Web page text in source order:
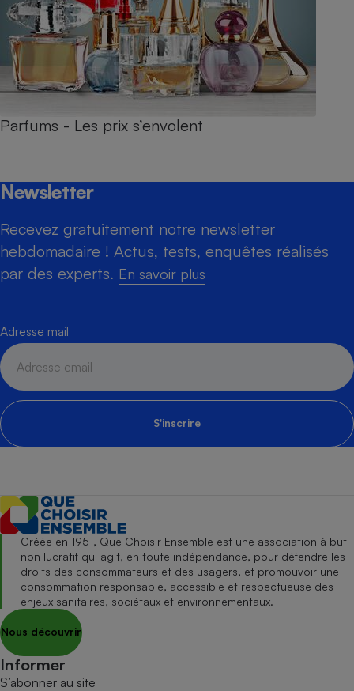
Parfums - Les prix s’envolent
Newsletter
Recevez gratuitement notre newsletter
hebdomadaire ! Actus, tests, enquêtes réalisés
par des experts. En savoir plus
Adresse mail
S'inscrire
Créée en 1951, Que Choisir Ensemble est une association à but
non lucratif qui agit, en toute indépendance, pour défendre les
droits des consommateurs et des usagers, et promouvoir une
consommation responsable, accessible et respectueuse des
enjeux sanitaires, sociétaux et environnementaux.
Nous découvrir
Informer
S’abonner au site